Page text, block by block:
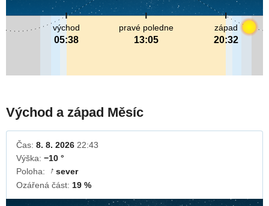
pravé poledne
13:05
východ
05:38
západ
20:32
Východ a západ Měsíc
Čas: 8. 8. 2026 22:43
Výška: −10 °
Poloha:
↓ sever
Ozářená část: 19 %